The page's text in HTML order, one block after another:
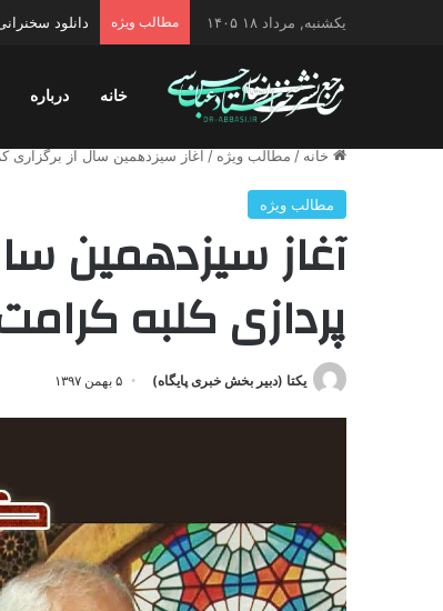
یکشنبه, مرداد ۱۸ ۱۴۰۵ مطالب ویژه دانلود
خانه درباره
خانه / مطالب ویژه / آغاز سیزدهمین سال از برگزاری
مطالب ویژه
آغاز سیزدهمین
پردازی کلبه
یکتا (دبیر بخش خبری پایگاه) ۵ بهمن ۱۳۹۷